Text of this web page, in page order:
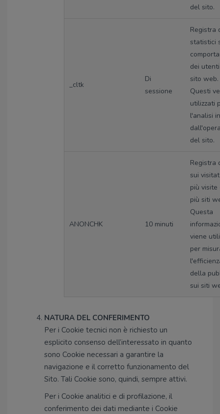
del sito.
_cltk
Di
sessione
Registra
statistici
dei
sito web.
Questi
utilizzati
l'analisi
del sito.
ANONCHK 10 minuti
Registra
sui
più visite
più siti
Questa
viene
per
della
sui siti
NATURA DEL CONFERIMENTO
Per i Cookie tecnici non è richiesto un
esplicito consenso dell’interessato in quanto
sono Cookie necessari a garantire la
navigazione e il corretto funzionamento del
Sito. Tali Cookie sono, quindi, sempre attivi.
Per i Cookie analitici e di profilazione, il
conferimento dei dati mediante i Cookie